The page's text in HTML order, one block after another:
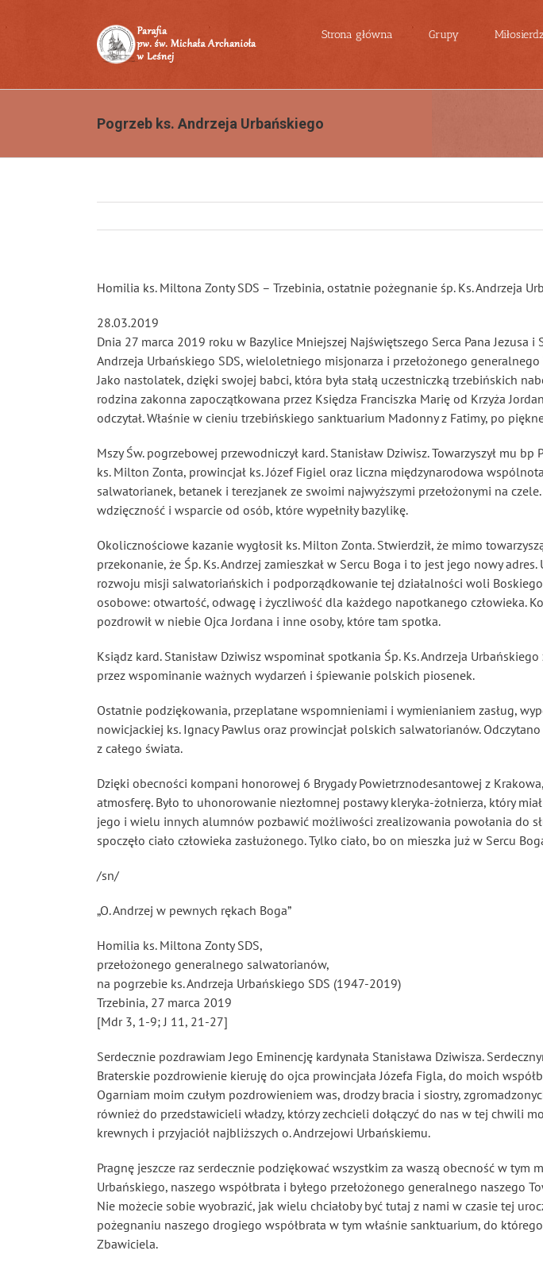
Strona główna Grupy
Pogrzeb ks. Andrzeja Urbańskiego
Homilia ks. Miltona Zonty SDS – Trzebinia, ostatnie pożegnanie śp. Ks. Andrzeja
28.03.2019
Dnia 27 marca 2019 roku w Bazylice Mniejszej Najświętszego Serca Pana Jezusa
Andrzeja Urbańskiego SDS, wieloletniego misjonarza i przełożonego
Jako nastolatek, dzięki swojej babci, która była stałą uczestniczką trzebińskich
rodzina zakonna zapoczątkowana przez Księdza Franciszka Marię od Krzyża
odczytał. Właśnie w cieniu trzebińskiego sanktuarium Madonny z Fatimy, po
Mszy Św. pogrzebowej przewodniczył kard. Stanisław Dziwisz. Towarzyszył mu
ks. Milton Zonta, prowincjał ks. Józef Figiel oraz liczna międzynarodowa
salwatorianek, betanek i terezjanek ze swoimi najwyższymi przełożonymi na
wdzięczność i wsparcie od osób, które wypełniły bazylikę.
Okolicznościowe kazanie wygłosił ks. Milton Zonta. Stwierdził, że mimo
przekonanie, że Śp. Ks. Andrzej zamieszkał w Sercu Boga i to jest jego nowy
rozwoju misji salwatoriańskich i podporządkowanie tej działalności woli
osobowe: otwartość, odwagę i życzliwość dla każdego napotkanego człowieka.
pozdrowił w niebie Ojca Jordana i inne osoby, które tam spotka.
Ksiądz kard. Stanisław Dziwisz wspominał spotkania Śp. Ks. Andrzeja
przez wspominanie ważnych wydarzeń i śpiewanie polskich piosenek.
Ostatnie podziękowania, przeplatane wspomnieniami i wymienianiem zasług,
nowicjackiej ks. Ignacy Pawlus oraz prowincjał polskich salwatorianów.
z całego świata.
Dzięki obecności kompani honorowej 6 Brygady Powietrznodesantowej z
atmosferę. Było to uhonorowanie niezłomnej postawy kleryka-żołnierza, który
jego i wielu innych alumnów pozbawić możliwości zrealizowania powołania do
spoczęło ciało człowieka zasłużonego. Tylko ciało, bo on mieszka już w Sercu
/sn/
„O. Andrzej w pewnych rękach Boga”
Homilia ks. Miltona Zonty SDS,
przełożonego generalnego salwatorianów,
na pogrzebie ks. Andrzeja Urbańskiego SDS (1947-2019)
Trzebinia, 27 marca 2019
[Mdr 3, 1-9; J 11, 21-27]
Serdecznie pozdrawiam Jego Eminencję kardynała Stanisława Dziwisza.
Braterskie pozdrowienie kieruję do ojca prowincjała Józefa Figla, do moich
Ogarniam moim czułym pozdrowieniem was, drodzy bracia i siostry,
również do przedstawicieli władzy, którzy zechcieli dołączyć do nas w tej chwili
krewnych i przyjaciół najbliższych o. Andrzejowi Urbańskiemu.
Pragnę jeszcze raz serdecznie podziękować wszystkim za waszą obecność w tym
Urbańskiego, naszego współbrata i byłego przełożonego generalnego naszego
Nie możecie sobie wyobrazić, jak wielu chciałoby być tutaj z nami w czasie tej
pożegnaniu naszego drogiego współbrata w tym właśnie sanktuarium, do
Zbawiciela.